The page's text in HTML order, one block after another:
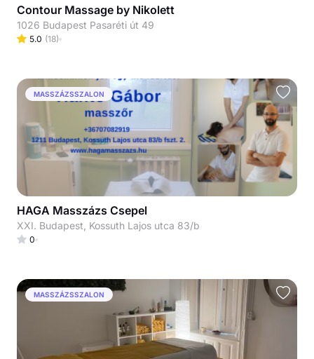
Contour Massage by Nikolett
1026 Budapest Pasaréti út 49
5.0 (18)
MASSZÁZSSZALON
HAGA Masszázs Csepel
XXI. Budapest, Kossuth Lajos utca 83/b
0
MASSZÁZSSZALON